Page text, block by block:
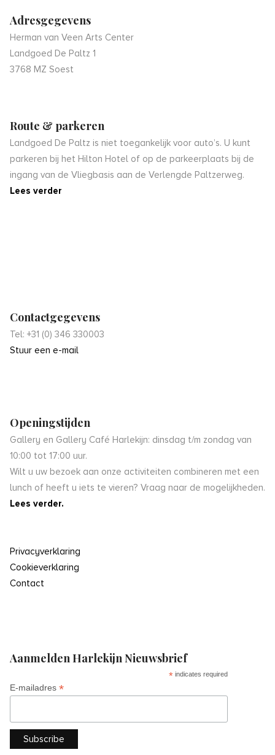
Adresgegevens
Herman van Veen Arts Center
Landgoed De Paltz 1
3768 MZ Soest
Route & parkeren
Landgoed De Paltz is niet toegankelijk voor auto’s. U kunt
parkeren bij het Hilton Hotel of op de parkeerplaats bij de
ingang van de Vliegbasis aan de Verlengde Paltzerweg.
Lees verder
Contactgegevens
Tel: +31 (0) 346 330003
Stuur een e-mail
Openingstijden
Gallery en Gallery Café Harlekijn: dinsdag t/m zondag van
10:00 tot 17:00 uur.
Wilt u uw bezoek aan onze activiteiten combineren met een
lunch of heeft u iets te vieren? Vraag naar de mogelijkheden.
Lees verder.
Privacyverklaring
Cookieverklaring
Contact
Aanmelden Harlekijn Nieuwsbrief
* indicates required
E-mailadres *